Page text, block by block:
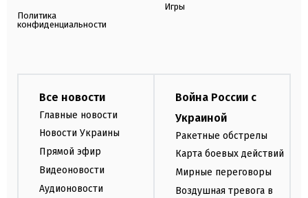
Политика
конфиденциальности
Игры
Все новости
Главные новости
Новости Украины
Прямой эфир
Видеоновости
Аудионовости
Война России с
Украиной
Ракетные обстрелы
Карта боевых действий
Мирные переговоры
Воздушная тревога в